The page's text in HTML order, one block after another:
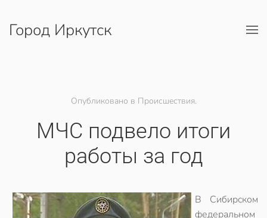
Перейти к содержимому
Город Иркутск
Опубликовано в Происшествия.
МЧС подвело итоги
работы за год
В Сибирском
федеральном